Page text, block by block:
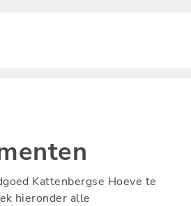
Kattenbergse Hoeve te
hieronder alle